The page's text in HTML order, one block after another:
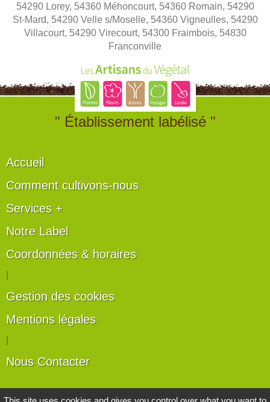
54290 Lorey, 54360 Méhoncourt, 54360 Romain, 54290
St-Mard, 54290 Velle s/Moselle, 54360 Vigneulles, 54290
Villacourt, 54290 Virecourt, 54300 Fraimbois, 54830
Franconville
" Établissement labélisé "
Accueil
Comment cultivons-nous
Services +
Notre Label
Coordonnées & horaires
Gestion des cookies
Mentions légales
Nous Contacter
Les artisans du végétal